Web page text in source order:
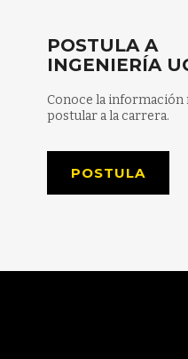
POSTULA A
INGENIERÍA
Conoce la información
postular a la carrera.
POSTULA